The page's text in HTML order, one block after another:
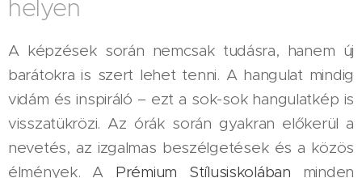
helyen
A képzések során nemcsak tudásra, hanem új
barátokra is szert lehet tenni. A hangulat mindig
vidám és inspiráló – ezt a sok-sok hangulatkép is
visszatükrözi. Az órák során gyakran előkerül a
nevetés, az izgalmas beszélgetések és a közös
élmények. A Prémium Stílusiskolában minden